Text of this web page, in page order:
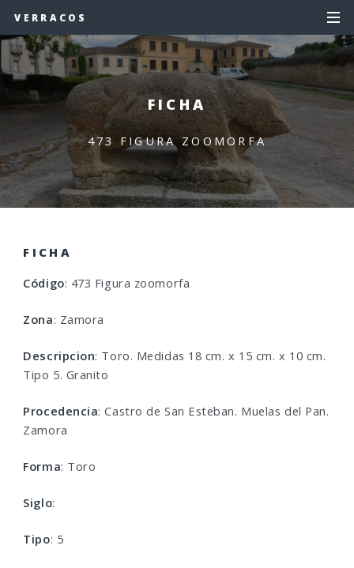
VERRACOS
FICHA
473 FIGURA ZOOMORFA
FICHA
Código: 473 Figura zoomorfa
Zona: Zamora
Descripcion: Toro. Medidas 18 cm. x 15 cm. x 10 cm.
Tipo 5. Granito
Procedencia: Castro de San Esteban. Muelas del Pan.
Zamora
Forma: Toro
Siglo:
Tipo: 5